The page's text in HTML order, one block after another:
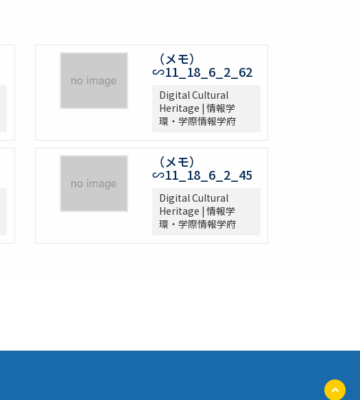
（メモ）
∽11_18_6_2_62
Digital Cultural
Heritage | 情報学
環・学際情報学府
（メモ）
∽11_18_6_2_45
Digital Cultural
Heritage | 情報学
環・学際情報学府